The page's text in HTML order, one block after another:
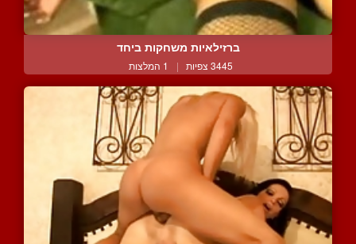
ברזילאיות משחקות ביחד
3445 צפיות | 1 המלצות